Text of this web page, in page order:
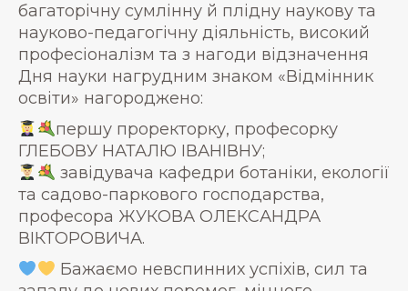
багаторічну сумлінну й плідну наукову та
науково-педагогічну діяльність, високий
професіоналізм та з нагоди відзначення
Дня науки нагрудним знаком «Відмінник
освіти» нагороджено:
першу проректорку, професорку
ГЛЕБОВУ НАТАЛЮ ІВАНІВНУ;
завідувача кафедри ботаніки, екології
та садово-паркового господарства,
професора ЖУКОВА ОЛЕКСАНДРА
ВІКТОРОВИЧА.
Бажаємо невспинних успіхів, сил та